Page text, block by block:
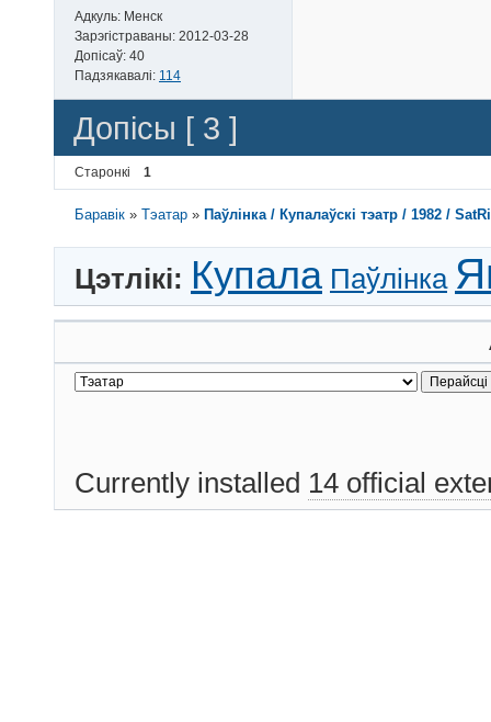
Адкуль: Менск
Зарэгістраваны: 2012-03-28
Допісаў: 40
Падзякавалі: 114
Допісы [ 3 ]
Старонкі 1
Баравік »Тэатар » Паўлінка / Купалаўскі тэатр / 1982 /
Цэтлікі: Купала Паўлінка
Currently installed 14 official